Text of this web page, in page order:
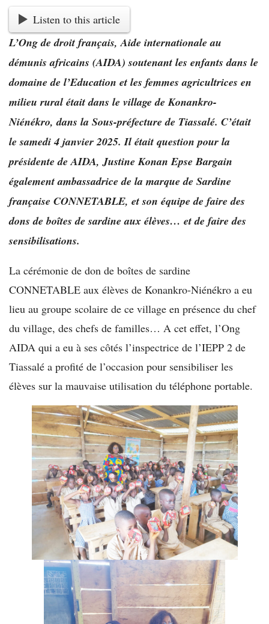
Listen to this article
L’Ong de droit français, Aide internationale au
démunis africains (AIDA) soutenant les enfants dans le
domaine de l’Education et les femmes agricultrices en
milieu rural était dans le village de Konankro-
Niénékro, dans la Sous-préfecture de Tiassalé. C’était
le samedi 4 janvier 2025. Il était question pour la
présidente de AIDA, Justine Konan Epse Bargain
également ambassadrice de la marque de Sardine
française CONNETABLE, et son équipe de faire des
dons de boîtes de sardine aux élèves… et de faire des
sensibilisations.
La cérémonie de don de boîtes de sardine
CONNETABLE aux élèves de Konankro-Niénékro a eu
lieu au groupe scolaire de ce village en présence du chef
du village, des chefs de familles… A cet effet, l’Ong
AIDA qui a eu à ses côtés l’inspectrice de l’IEPP 2 de
Tiassalé a profité de l’occasion pour sensibiliser les
élèves sur la mauvaise utilisation du téléphone portable.